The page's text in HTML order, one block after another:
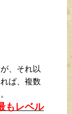
、それ以
ば、複数
もレベル